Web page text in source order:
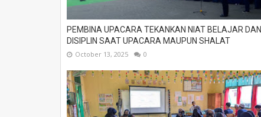
PEMBINA UPACARA TEKANKAN NIAT BELAJAR DAN
DISIPLIN SAAT UPACARA MAUPUN SHALAT
October 13, 2025 0